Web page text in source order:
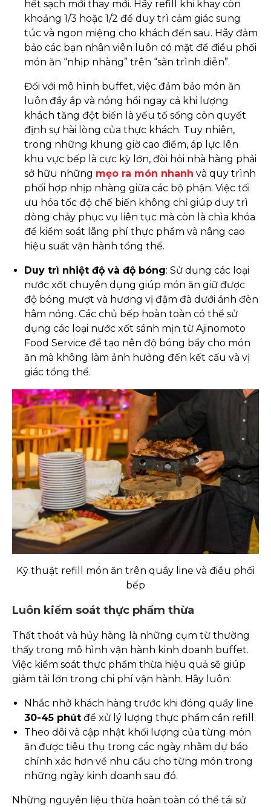
hết sạch mới thay mới. Hãy refill khi khay còn
khoảng 1/3 hoặc 1/2 để duy trì cảm giác sung
túc và ngon miệng cho khách đến sau. Hãy đảm
bảo các bạn nhân viên luôn có mặt để điều phối
món ăn “nhịp nhàng” trên “sàn trình diễn”.
Đối với mô hình buffet, việc đảm bảo món ăn
luôn đầy ắp và nóng hổi ngay cả khi lượng
khách tăng đột biến là yếu tố sống còn quyết
định sự hài lòng của thực khách. Tuy nhiên,
trong những khung giờ cao điểm, áp lực lên
khu vực bếp là cực kỳ lớn, đòi hỏi nhà hàng phải
sở hữu những mẹo ra món nhanh và quy trình
phối hợp nhịp nhàng giữa các bộ phận. Việc tối
ưu hóa tốc độ chế biến không chỉ giúp duy trì
dòng chảy phục vụ liên tục mà còn là chìa khóa
để kiểm soát lãng phí thực phẩm và nâng cao
hiệu suất vận hành tổng thể.
Duy trì nhiệt độ và độ bóng: Sử dụng các loại
nước xốt chuyên dụng giúp món ăn giữ được
độ bóng mượt và hương vị đậm đà dưới ánh đèn
hâm nóng. Các chủ bếp hoàn toàn có thể sử
dụng các loại nước xốt sánh mịn từ Ajinomoto
Food Service để tạo nên độ bóng bẩy cho món
ăn mà không làm ảnh hưởng đến kết cấu và vị
giác tổng thể.
Kỹ thuật refill món ăn trên quầy line và điều phối
bếp
Luôn kiểm soát thực phẩm thừa
Thất thoát và hủy hàng là những cụm từ thường
thấy trong mô hình vận hành kinh doanh buffet.
Việc kiểm soát thực phẩm thừa hiệu quả sẽ giúp
giảm tải lớn trong chi phí vận hành. Hãy luôn:
Nhắc nhở khách hàng trước khi đóng quầy line
30-45 phút để xử lý lượng thực phẩm cần refill.
Theo dõi và cập nhật khối lượng của từng món
ăn được tiêu thụ trong các ngày nhằm dự báo
chính xác hơn về nhu cầu cho từng món trong
những ngày kinh doanh sau đó.
Những nguyên liệu thừa hoàn toàn có thể tái sử